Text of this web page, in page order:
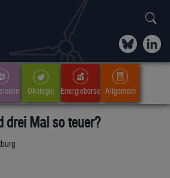
Ökologie Energiebörse Allgemein
drei Mal so teuer?